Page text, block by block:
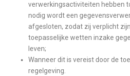
verwerkingsactiviteiten hebben
nodig wordt een
afgesloten, zodat zij verplicht
toepasselijke wetten inzake
leven;
Wanneer dit is vereist door de
regelgeving.